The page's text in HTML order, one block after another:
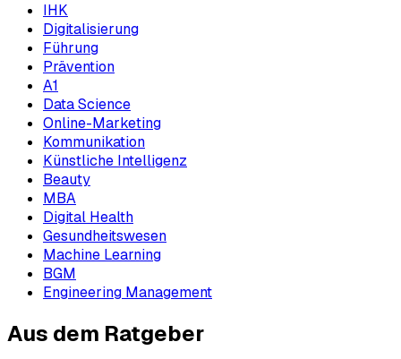
IHK
Digitalisierung
Führung
Prävention
A1
Data Science
Online-Marketing
Kommunikation
Künstliche Intelligenz
Beauty
MBA
Digital Health
Gesundheitswesen
Machine Learning
BGM
Engineering Management
Aus dem Ratgeber